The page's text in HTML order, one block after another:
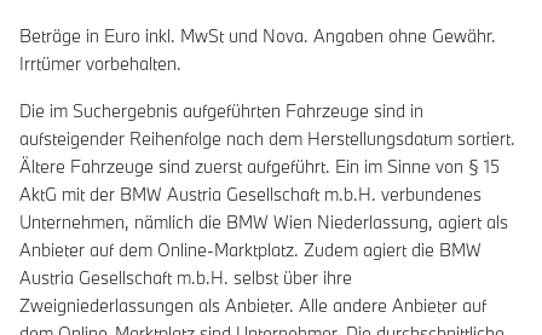
Beträge in Euro inkl. MwSt und Nova. Angaben ohne Gewähr.
Irrtümer vorbehalten.
Die im Suchergebnis aufgeführten Fahrzeuge sind in
aufsteigender Reihenfolge nach dem Herstellungsdatum sortiert.
Ältere Fahrzeuge sind zuerst aufgeführt. Ein im Sinne von § 15
AktG mit der BMW Austria Gesellschaft m.b.H. verbundenes
Unternehmen, nämlich die BMW Wien Niederlassung, agiert als
Anbieter auf dem Online-Marktplatz. Zudem agiert die BMW
Austria Gesellschaft m.b.H. selbst über ihre
Zweigniederlassungen als Anbieter. Alle andere Anbieter auf